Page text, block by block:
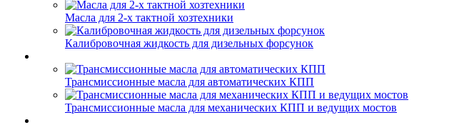
Масла для 2-х тактной хозтехники
Калибровочная жидкость для дизельных форсунок
Трансмиссионные масла для автоматических КПП
Трансмиссионные масла для механических КПП и ведущих мостов